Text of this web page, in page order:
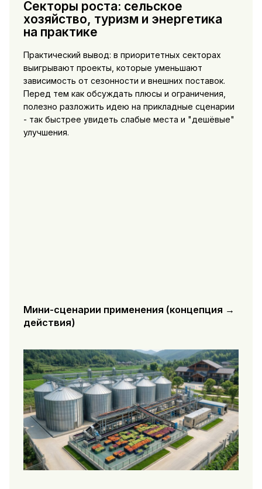
Секторы роста: сельское
хозяйство, туризм и энергетика
на практике
Практический вывод: в приоритетных секторах
выигрывают проекты, которые уменьшают
зависимость от сезонности и внешних поставок.
Перед тем как обсуждать плюсы и ограничения,
полезно разложить идею на прикладные сценарии
- так быстрее увидеть слабые места и "дешёвые"
улучшения.
Мини-сценарии применения (концепция →
действия)